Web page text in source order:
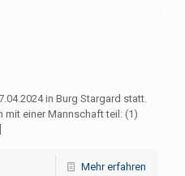
in Burg Stargard statt.
mit einer Mannschaft teil: (1)
Mehr erfahren